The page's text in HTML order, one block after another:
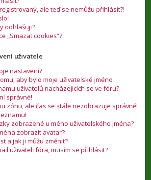
ale teď se nemůžu přihlásit?!
odhlašuji?
„Smazat cookies“?
uživatele
nastavení?
aby bylo moje uživatelské jméno
uživatelů nacházejících se ve fóru?
správné!
zónu, ale čas se stále nezobrazuje správně!
zobrazené u mého uživatelského jména?
zobrazit avatar?
a jak ji můžu změnit?
uživateli fóra, musím se přihlásit?